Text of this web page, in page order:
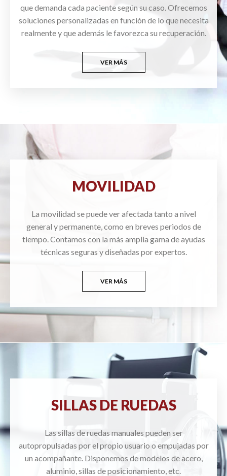
que demanda cada paciente según su caso. Ofrecemos
soluciones personalizadas en función de lo que necesita
realmente y que además le favorezca su recuperación.
VER MÁS
MOVILIDAD
La movilidad se puede ver afectada tanto a nivel
general y permanente, como en breves periodos de
tiempo. Contamos con la más amplia gama de ayudas
técnicas seguras y diseñadas por expertos.
VER MÁS
SILLAS DE RUEDAS
Las sillas de ruedas manuales pueden ser
autopropulsadas por el propio usuario o empujadas por
un acompañante. Disponemos de modelos de acero,
aluminio, sillas de posicionamiento, etc.